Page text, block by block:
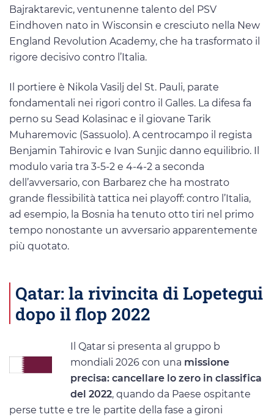
Bajraktarevic, ventunenne talento del PSV
Eindhoven nato in Wisconsin e cresciuto nella New
England Revolution Academy, che ha trasformato il
rigore decisivo contro l’Italia.
Il portiere è Nikola Vasilj del St. Pauli, parate
fondamentali nei rigori contro il Galles. La difesa fa
perno su Sead Kolasinac e il giovane Tarik
Muharemovic (Sassuolo). A centrocampo il regista
Benjamin Tahirovic e Ivan Sunjic danno equilibrio. Il
modulo varia tra 3-5-2 e 4-4-2 a seconda
dell’avversario, con Barbarez che ha mostrato
grande flessibilità tattica nei playoff: contro l’Italia,
ad esempio, la Bosnia ha tenuto otto tiri nel primo
tempo nonostante un avversario apparentemente
più quotato.
Qatar: la rivincita di Lopetegui
dopo il flop 2022
Il Qatar si presenta al gruppo b
mondiali 2026 con una missione
precisa: cancellare lo zero in classifica
del 2022, quando da Paese ospitante
perse tutte e tre le partite della fase a gironi